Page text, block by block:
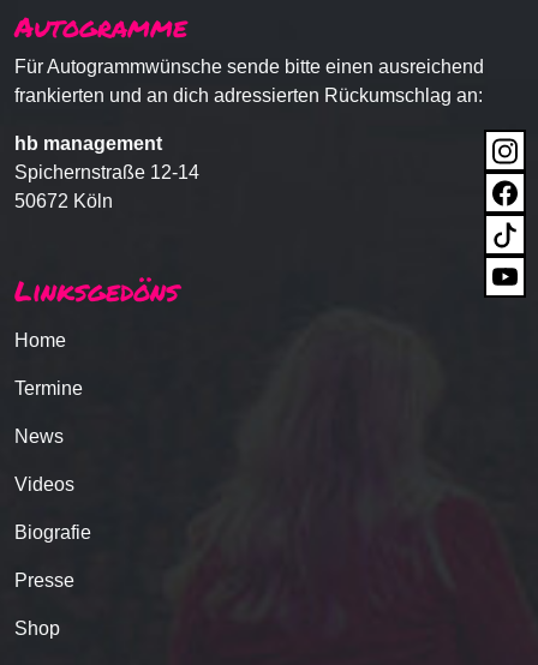
Autogramme
Für Autogrammwünsche sende bitte einen ausreichend
frankierten und an dich adressierten Rückumschlag an:
hb management
Spichernstraße 12-14
50672 Köln
Linksgedöns
Home
Termine
News
Videos
Biografie
Presse
Shop